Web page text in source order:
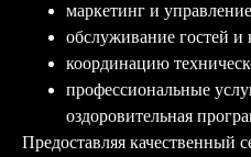
маркетинг и
обслуживание гостей и
координацию
профессиональные
оздоровительная
Предоставляя качественный